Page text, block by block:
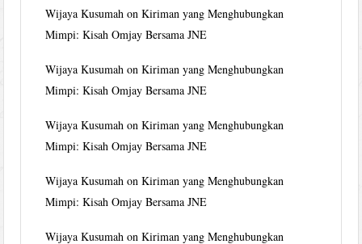
Wijaya Kusumah onKiriman yang Menghubungkan
Mimpi: Kisah Omjay Bersama JNE
Wijaya Kusumah onKiriman yang Menghubungkan
Mimpi: Kisah Omjay Bersama JNE
Wijaya Kusumah onKiriman yang Menghubungkan
Mimpi: Kisah Omjay Bersama JNE
Wijaya Kusumah onKiriman yang Menghubungkan
Mimpi: Kisah Omjay Bersama JNE
Wijaya Kusumah onKiriman yang Menghubungkan